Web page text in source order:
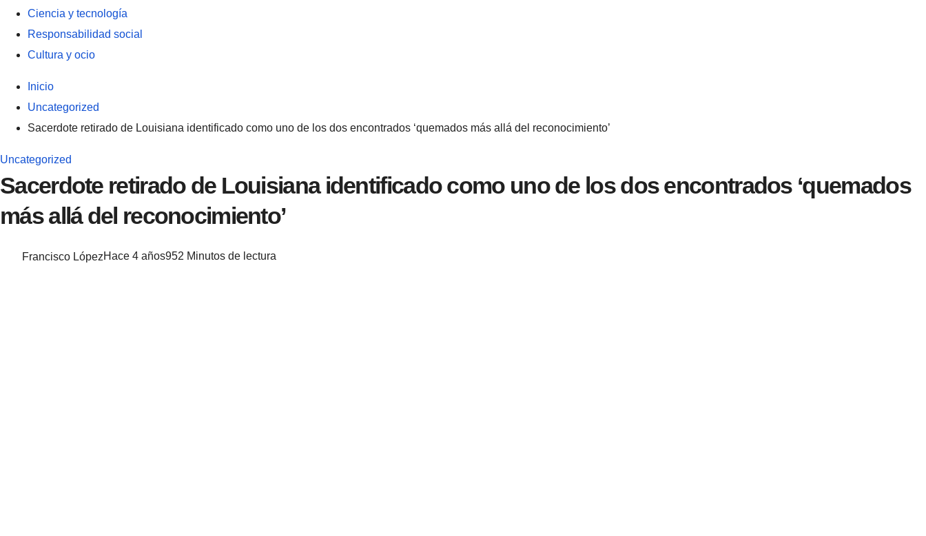
Ciencia y tecnología
Responsabilidad social
Cultura y ocio
Inicio
Uncategorized
Sacerdote retirado de Louisiana identificado como uno de los dos encontrados ‘quemados más allá del reconocimiento’
Uncategorized
Sacerdote retirado de Louisiana identificado como uno de los dos encontrados ‘quemados
más allá del reconocimiento’
Francisco LópezHace 4 años952 Minutos de lectura